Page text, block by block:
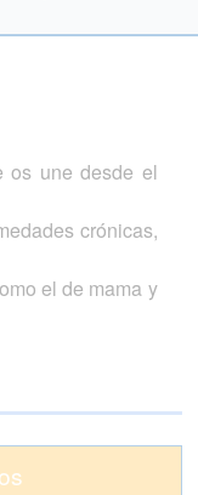
os une desde el
crónicas,
el de mama y